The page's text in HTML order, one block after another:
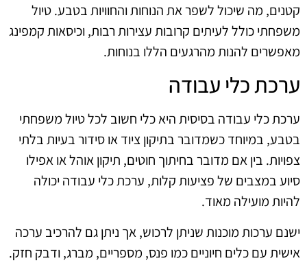
קטנים, מה שיכול לשפר את הנוחות והחוויות בטבע. טיול
משפחתי כולל לעיתים קרובות עצירות רבות, וכיסאות קמפינג
מאפשרים להנות מהרגעים הללו בנוחות.
ערכת כלי עבודה
ערכת כלי עבודה בסיסית היא כלי חשוב לכל טיול משפחתי
בטבע, במיוחד כשמדובר בתיקון ציוד או סידור בעיות בלתי
צפויות. בין אם מדובר בחיתוך חוטים, תיקון אוהל או אפילו
סיוע במצבים של פציעות קלות, ערכת כלי עבודה יכולה
להיות מועילה מאוד.
ישנם ערכות מוכנות שניתן לרכוש, אך ניתן גם להרכיב ערכה
אישית עם כלים חיוניים כמו פנס, מספריים, מברג, ודבק חזק.